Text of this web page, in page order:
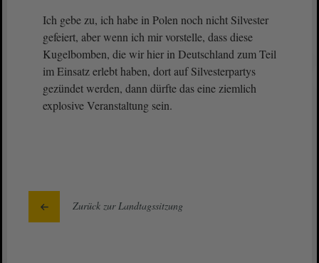
Ich gebe zu, ich habe in Polen noch nicht Silvester
gefeiert, aber wenn ich mir vorstelle, dass diese
Kugelbomben, die wir hier in Deutschland zum Teil
im Einsatz erlebt haben, dort auf Silvesterpartys
gezündet werden, dann dürfte das eine ziemlich
explosive Veranstaltung sein.
Zurück zur Landtagssitzung